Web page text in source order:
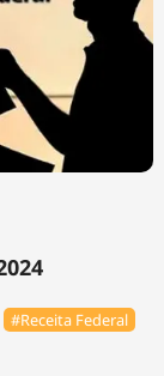
#Receita Federal